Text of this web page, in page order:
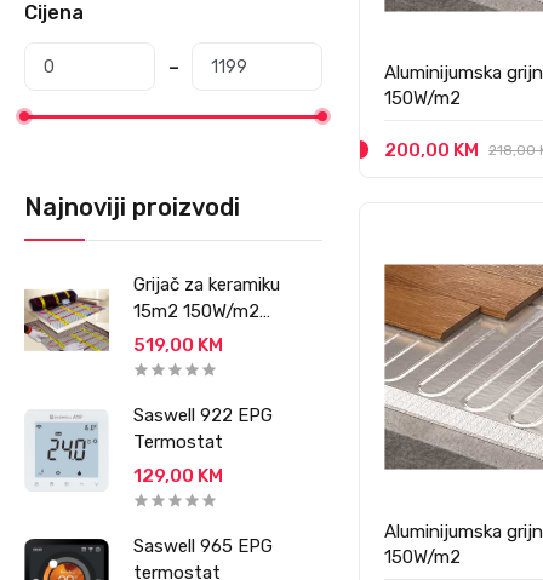
Cijena
Najnoviji proizvodi
Grijač za keramiku
15m2 150W/m2
PREMIUM
PROFESSIONAL
519,00 KM
Saswell 922 EPG
Termostat
129,00 KM
Saswell 965 EPG
termostat
Aluminijumska
150W/m2
200,00 KM 218,00
Aluminijumska
150W/m2